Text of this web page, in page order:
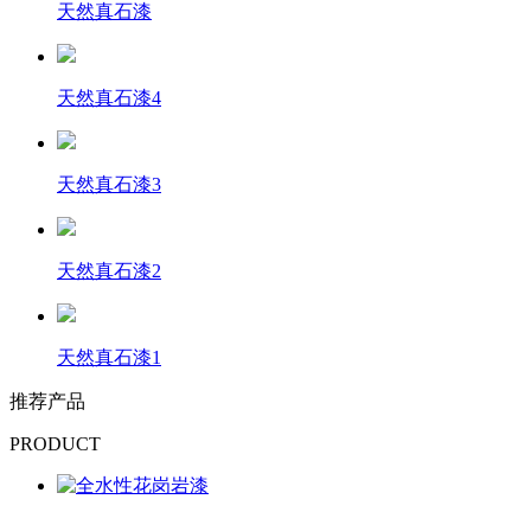
天然真石漆
天然真石漆4
天然真石漆3
天然真石漆2
天然真石漆1
推荐产品
PRODUCT